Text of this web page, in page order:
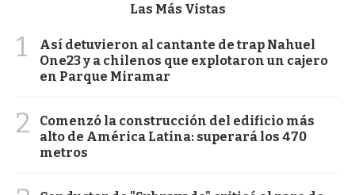
Las Más Vistas
1
Así detuvieron al cantante de trap Nahuel
One23 y a chilenos que explotaron un cajero
en Parque Miramar
2
Comenzó la construcción del edificio más
alto de América Latina: superará los 470
metros